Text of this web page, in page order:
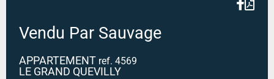
Vendu Par Sauvage
APPARTEMENT ref. 4569
LE GRAND QUEVILLY